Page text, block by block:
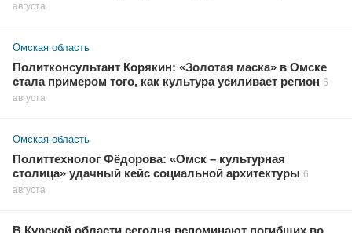
августа
Омская область
Политконсультант Корякин: «Золотая маска» в Омске
стала примером того, как культура усиливает регион 6
августа
Омская область
Политтехнолог Фёдорова: «Омск – культурная
столица» удачный кейс социальной архитектуры 6
августа